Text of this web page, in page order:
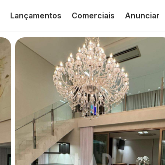
Lançamentos Comerciais Anunciar